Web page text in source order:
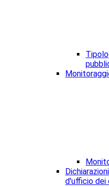
d'ufficio dei